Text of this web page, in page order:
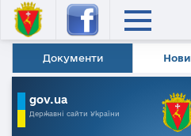
Документи
gov.ua
Державні сайти України